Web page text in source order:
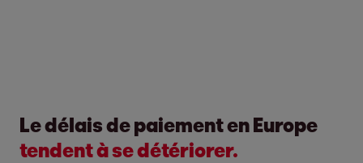
Le délais de paiement en Europe
tendent à se détériorer.